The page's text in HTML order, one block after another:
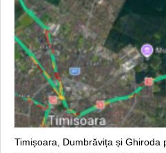
Timișoara, Dumbrăvița și Ghiroda